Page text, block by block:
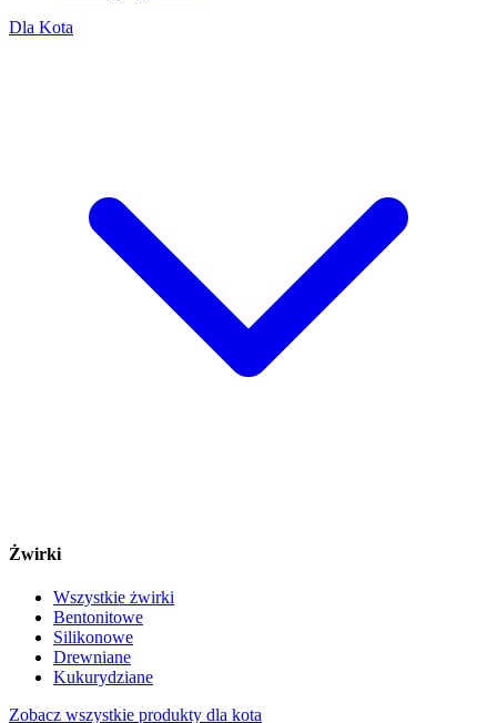
Dla Kota
Żwirki
Wszystkie żwirki
Bentonitowe
Silikonowe
Drewniane
Kukurydziane
Zobacz wszystkie produkty dla kota